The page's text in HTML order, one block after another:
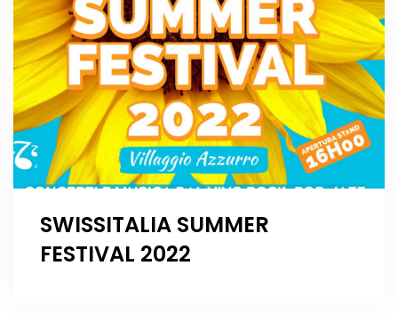
SWISSITALIA SUMMER
FESTIVAL 2022